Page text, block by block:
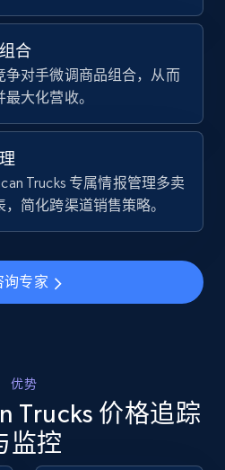
立即开始
Gtin,
Top reviews, and
Gtin,
Top reviews, and
合
争对手微调商品组合，从而
大化营收。
Trucks 专属情报管理多卖
简化跨渠道销售策略。
询专家
优势
Trucks 价格追踪
监控